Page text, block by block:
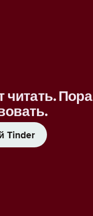
читать. Пора
Tinder